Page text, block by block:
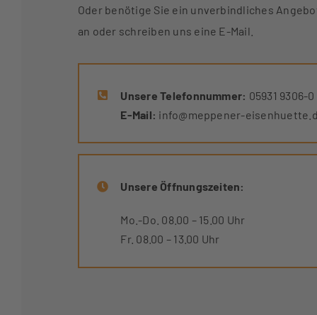
Oder benötige Sie ein unverbindliches
an oder schreiben uns eine E-Mail.
Unsere Telefonnummer: 05931 9306-0
E-Mail: info@meppener-
Unsere Öffnungszeiten:
Mo.-Do. 08.00 – 15.00 Uhr
Fr. 08.00 – 13.00 Uhr